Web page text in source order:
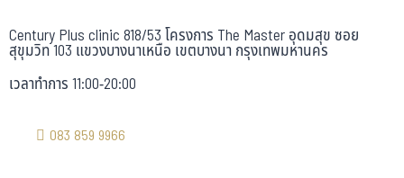
Century Plus clinic 818/53 โครงการ The Master อุดมสุข ซอย
สุขุมวิท 103 แขวงบางนาเหนือ เขตบางนา กรุงเทพมหานคร
เวลาทำการ 11:00-20:00
083 859 9966